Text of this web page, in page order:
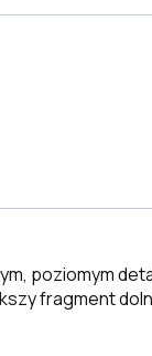
poziomym
fragment